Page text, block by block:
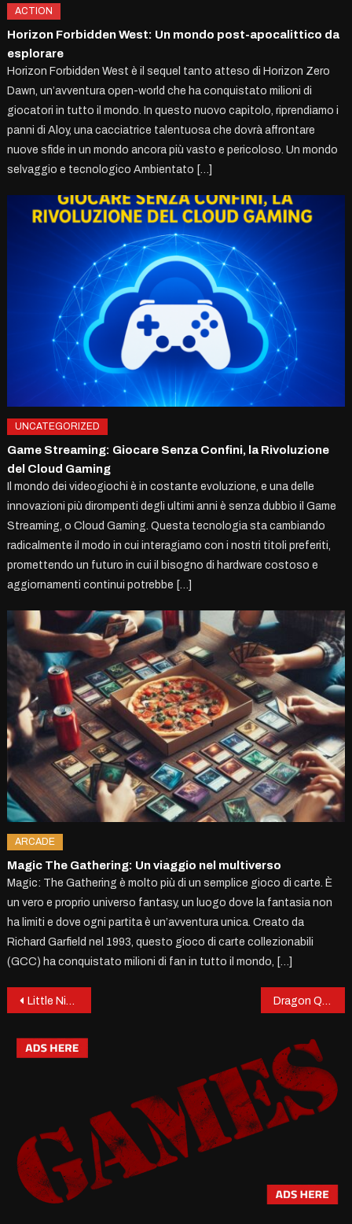
ACTION
Horizon Forbidden West: Un mondo post-apocalittico da
esplorare
Horizon Forbidden West è il sequel tanto atteso di Horizon Zero
Dawn, un’avventura open-world che ha conquistato milioni di
giocatori in tutto il mondo. In questo nuovo capitolo, riprendiamo i
panni di Aloy, una cacciatrice talentuosa che dovrà affrontare
nuove sfide in un mondo ancora più vasto e pericoloso. Un mondo
selvaggio e tecnologico Ambientato […]
UNCATEGORIZED
Game Streaming: Giocare Senza Confini, la Rivoluzione
del Cloud Gaming
Il mondo dei videogiochi è in costante evoluzione, e una delle
innovazioni più dirompenti degli ultimi anni è senza dubbio il Game
Streaming, o Cloud Gaming. Questa tecnologia sta cambiando
radicalmente il modo in cui interagiamo con i nostri titoli preferiti,
promettendo un futuro in cui il bisogno di hardware costoso e
aggiornamenti continui potrebbe […]
ARCADE
Magic The Gathering: Un viaggio nel multiverso
Magic: The Gathering è molto più di un semplice gioco di carte. È
un vero e proprio universo fantasy, un luogo dove la fantasia non
ha limiti e dove ogni partita è un’avventura unica. Creato da
Richard Garfield nel 1993, questo gioco di carte collezionabili
(GCC) ha conquistato milioni di fan in tutto il mondo, […]
Post
navigation
Little Nightmares III: L’Incubo si Fa in Due. Cosa Aspettarsi dal Terzo Capitolo